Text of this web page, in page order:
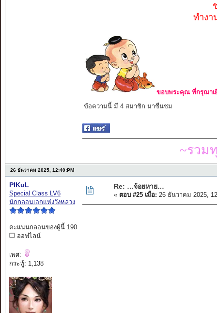
ทำงา
ขอบพระคุณ ที่กรุณาเ
ข้อความนี้ มี 4 สมาชิก มาชื่นชม
~รวม
26 ธันวาคม 2025, 12:40:PM
PIKuL
Special Class LV6
นักกลอนเอกแห่งวังหลวง
คะแนนกลอนของผู้นี้ 190
ออฟไลน์
เพศ:
กระทู้: 1,138
Re: …จ้อยหาย…
« ตอบ #25 เมื่อ: 26 ธันวาคม 2025,